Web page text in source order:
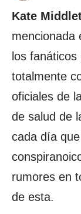
Kate
mencionada
los
totalmente
oficiales de
de salud de
cada día
rumores en
de esta.